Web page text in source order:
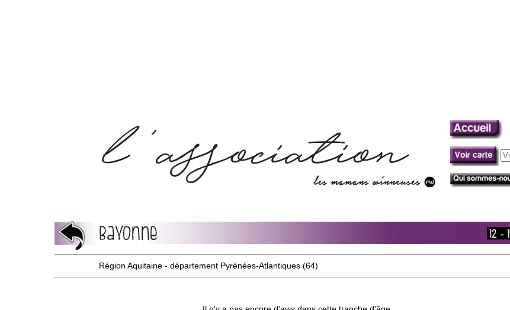
Région Aquitaine - département Pyrénées-Atlantiques (64)